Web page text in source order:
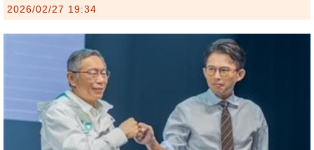
2026/02/27 19:34